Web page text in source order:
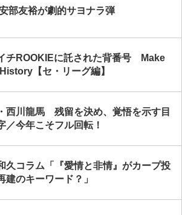
部友裕が劇的サヨナラ弾
チROOKIEに託された背番号 Make
【セ・リーグ編】
西川龍馬 残留を決め、覚悟を示す目
／今年こそフル回転！
久コラム「『愛情と非情』がカープ投
建のキーワード？」